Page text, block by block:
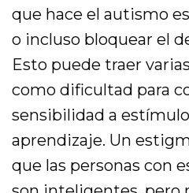
que hace el autismo
o incluso bloquear el
Esto puede traer
como dificultad para
sensibilidad a
aprendizaje. Un
que las personas con